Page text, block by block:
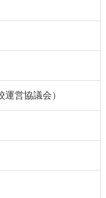
営協議会）